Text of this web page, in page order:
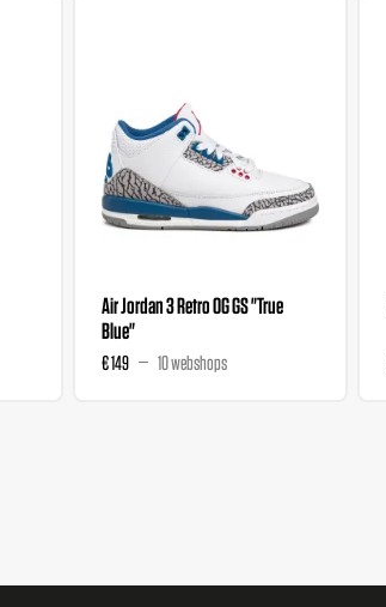
Air Jordan 3 Retro OG GS "True
Blue"
€ 149 10 webshops